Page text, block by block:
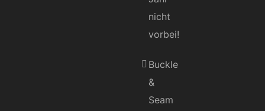
nicht
vorbei!
Buckle
&
Seam